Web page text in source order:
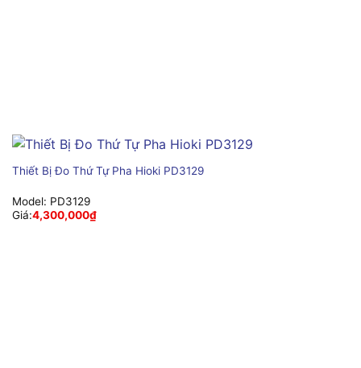
Thiết Bị Đo Thứ Tự Pha Hioki PD3129
Model: PD3129
Giá:4,300,000₫